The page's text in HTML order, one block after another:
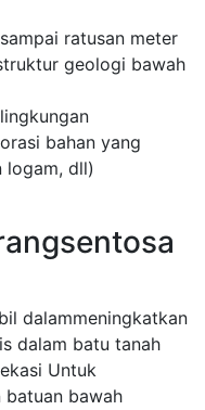
ratusan meter
geologi bawah
bahan yang
logam, dll)
dalammeningkatkan
dalam batu tanah
Untuk
batuan bawah